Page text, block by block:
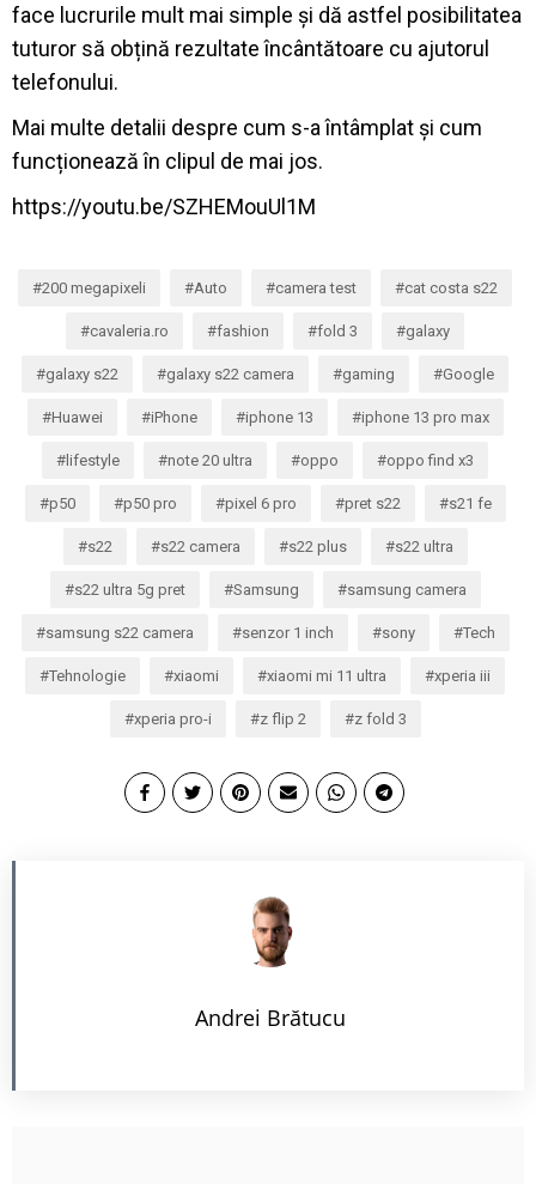
face lucrurile mult mai simple și dă astfel posibilitatea
tuturor să obțină rezultate încântătoare cu ajutorul
telefonului.
Mai multe detalii despre cum s-a întâmplat și cum
funcționează în clipul de mai jos.
https://youtu.be/SZHEMouUl1M
200 megapixeli Auto camera test cat costa s22
cavaleria.ro fashion fold 3 galaxy
galaxy s22 galaxy s22 camera gaming Google
Huawei iPhone iphone 13 iphone 13 pro max
lifestyle note 20 ultra oppo oppo find x3
p50 p50 pro pixel 6 pro pret s22 s21 fe
s22 s22 camera s22 plus s22 ultra
s22 ultra 5g pret Samsung samsung camera
samsung s22 camera senzor 1 inch sony Tech
Tehnologie xiaomi xiaomi mi 11 ultra xperia iii
xperia pro-i z flip 2 z fold 3
Andrei Brătucu